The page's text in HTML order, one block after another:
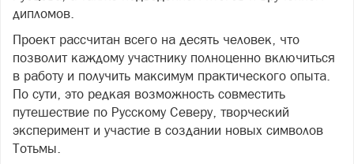
дипломов.
Проект рассчитан всего на десять человек, что
позволит каждому участнику полноценно включиться
в работу и получить максимум практического опыта.
По сути, это редкая возможность совместить
путешествие по Русскому Северу, творческий
эксперимент и участие в создании новых символов
Тотьмы.